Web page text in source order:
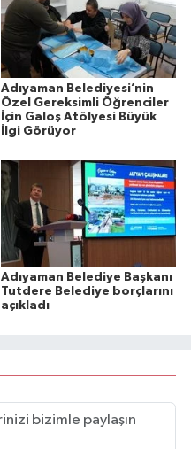
Adıyaman Belediyesi’nin
Özel Gereksimli Öğrenciler
İçin Galoş Atölyesi Büyük
İlgi Görüyor
Adıyaman Belediye Başkanı
Tutdere Belediye borçlarını
açıkladı